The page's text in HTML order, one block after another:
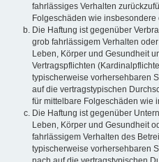
fahrlässiges Verhalten
Folgeschäden wie insbesondere
Die Haftung ist gegenüber
grob fahrlässigem Verhalten
Leben, Körper und Gesundheit
Vertragspflichten
typischerweise vorhersehbaren
auf die vertragstypischen
für mittelbare Folgeschäden wie
Die Haftung ist gegenüber
Leben, Körper und Gesundheit
fahrlässigem Verhalten des
typischerweise vorhersehbaren